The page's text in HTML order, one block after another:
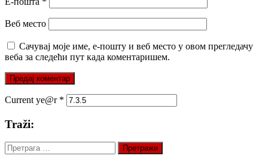
Веб место
Сачувај моје име, е-пошту и веб место у овом прегледачу
веба за следећи пут када коментаришем.
Current ye@r *
Traži:
Претрага
за: